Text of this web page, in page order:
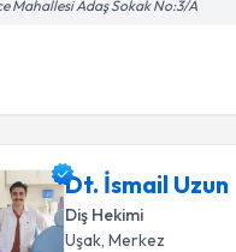
Mahallesi Adaş Sokak No:3/A
Dt. İsmail Uzun
Diş Hekimi
Uşak, Merkez